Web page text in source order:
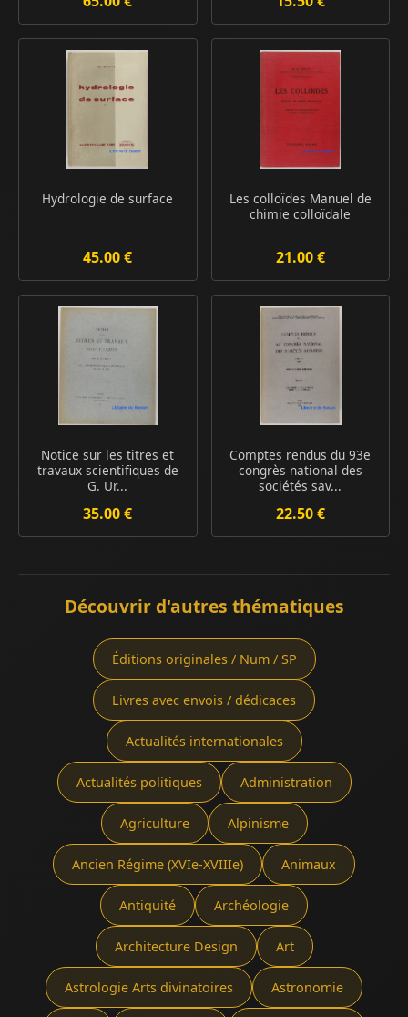
Hydrologie de surface
45.00 €
Les colloïdes Manuel de
chimie colloïdale
21.00 €
Notice sur les titres et
travaux scientifiques de
G. Ur...
35.00 €
Comptes rendus du 93e
congrès national des
sociétés sav...
22.50 €
Découvrir d'autres thématiques
Éditions originales / Num / SP
Livres avec envois / dédicaces
Actualités internationales
Actualités politiques Administration
Agriculture Alpinisme
Ancien Régime (XVIe-XVIIIe) Animaux
Antiquité Archéologie
Architecture Design Art
Astrologie Arts divinatoires Astronomie